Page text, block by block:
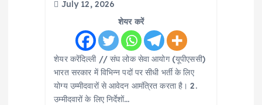
July 12, 2026
शेयर करें
शेयर करेंदिल्ली // संघ लोक सेवा आयोग (यूपीएससी)
भारत सरकार में विभिन्न पदों पर सीधी भर्ती के लिए
योग्य उम्मीदवारों से आवेदन आमंत्रित करता है। 2.
उम्मीदवारों के लिए निर्देशों…